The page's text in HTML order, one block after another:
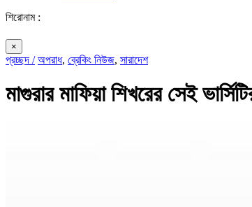
শিরোনাম :
×
প্রচ্ছদ / অপরাধ, ব্রেকিং নিউজ, সারাদেশ
মাগুরার মাফিয়া শিখরের সেই